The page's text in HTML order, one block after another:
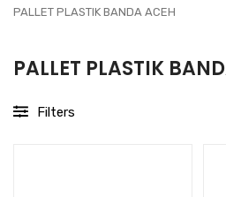
PALLET PLASTIK BANDA ACEH
PALLET PLASTIK
Filters